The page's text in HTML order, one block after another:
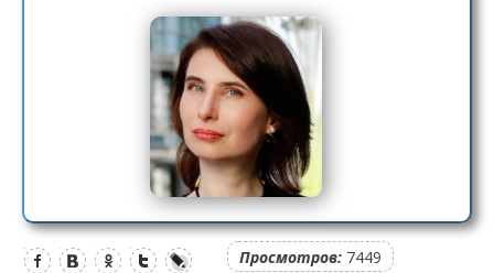
Просмотров: 7449